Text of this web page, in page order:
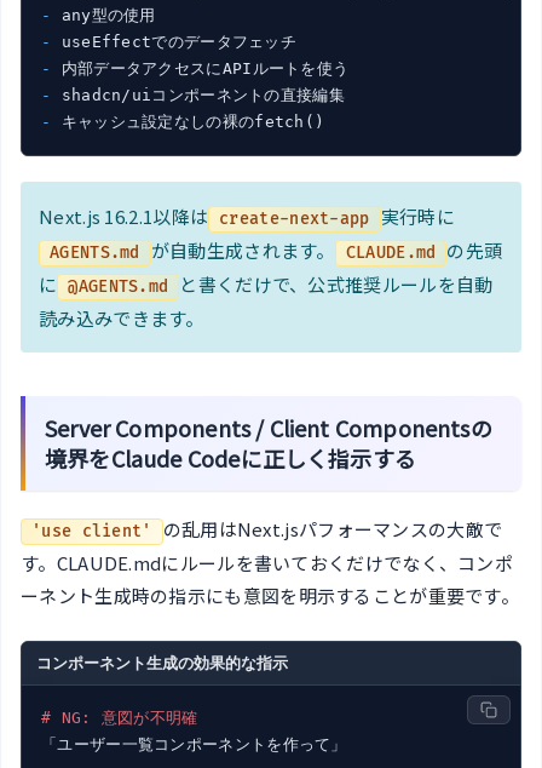
-
-
-
-
shadcn/uiコンポーネントの直接編集
- キャッシュ設定なしの裸のfetch()
Next.js 16.2.1以降は create-next-app 実行時に
AGENTS.md が自動生成されます。 CLAUDE.md
の先頭
に @AGENTS.md
と書くだけで、公式推奨ルールを自動
読み込みできます。
Server Components / Client Componentsの
境界をClaude Codeに正しく指示する
'use client'
の乱用はNext.jsパフォーマンスの大敵で
す。CLAUDE.mdにルールを書いておくだけでなく、コンポ
ーネント生成時の指示にも意図を明示することが重要です。
コンポーネント生成の効果的な指示
# NG: 意図が不明確
「ユーザー一覧コンポーネントを作って」